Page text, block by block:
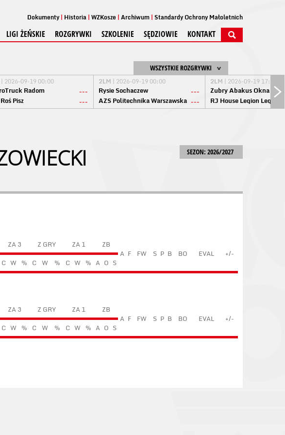
Dokumenty Historia WZKosze Archiwum Standardy Ochrony Małoletnich
LIGI ŻEŃSKIE ROZGRYWKI SZKOLENIE SĘDZIOWIE KONTAKT
WSZYSTKIE ROZGRYWKI
| 2026-09-19 00:00
Radom
---
Pisz
---
2LM | 2026-09-19 00:00
Rysie Sochaczew
---
AZS Politechnika Warszawska ---
2LM | 2026-09-19 17:00
Żubry Abakus Okna
RJ House Legion
SEZON: 2026/2027
ZA 3 Z GRY ZA 1
ZB
A F FW S P B BO EVAL
+/-
C W % C W % C W % A O S
ZA 3 Z GRY ZA 1
ZB
A F FW S P B BO EVAL
+/-
C W % C W % C W % A O S